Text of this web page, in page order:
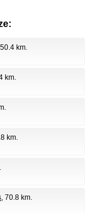
km.
km.
km.
, 70.8 km.